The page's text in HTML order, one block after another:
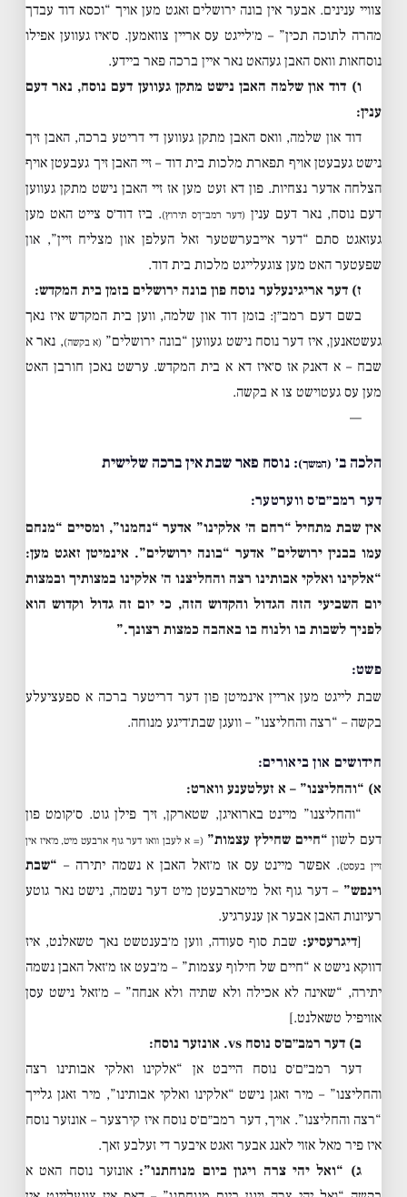
צוויי ענינים. אבער אין בונה ירושלים זאגט מען אויך “וכסא דוד עבדך
מהרה לתוכה תכין” – מ׳לייגט עס אריין צוזאמען. ס׳איז געווען אפילו
נוסחאות וואס האבן געהאט נאר איין ברכה פאר ביידע.
ו) דוד און שלמה האבן נישט מתקן געווען דעם נוסח, נאר דעם
ענין:
דוד און שלמה, וואס האבן מתקן געווען די דריטע ברכה, האבן זיך
נישט געבעטן אויף תפארת מלכות בית דוד – זיי האבן זיך געבעטן אויף
הצלחה אדער נצחיות. פון דא זעט מען אז זיי האבן נישט מתקן געווען
דעם נוסח, נאר דעם ענין (דער רמב״ן׳ס תירוץ). ביז דוד׳ס צייט האט מען
געזאגט סתם “דער אייבערשטער זאל העלפן און מצליח זיין”, און
שפעטער האט מען צוגעלייגט מלכות בית דוד.
ז) דער אריגינעלער נוסח פון בונה ירושלים בזמן בית המקדש:
בשם דעם רמב״ן: בזמן דוד און שלמה, ווען בית המקדש איז נאך
געשטאנען, איז דער נוסח נישט געווען “בונה ירושלים” (א בקשה), נאר א
שבח – א דאנק אז ס׳איז דא א בית המקדש. ערשט נאכן חורבן האט
מען עס געטוישט צו א בקשה.
—
הלכה ב׳ (המשך): נוסח פאר שבת אין ברכה שלישית
דער רמב״ם׳ס ווערטער:
אין שבת מתחיל “רחם ה׳ אלקינו” אדער “נחמנו”, ומסיים “מנחם
עמו בבנין ירושלים” אדער “בונה ירושלים”. אינמיטן זאגט מען:
“אלקינו ואלקי אבותינו רצה והחליצנו ה׳ אלקינו במצותיך ובמצות
יום השביעי הזה הגדול והקדוש הזה, כי יום זה גדול וקדוש הוא
לפניך לשבות בו ולנוח בו באהבה כמצות רצונך.”
פשט:
שבת לייגט מען אריין אינמיטן פון דער דריטער ברכה א ספעציעלע
בקשה – “רצה והחליצנו” – וועגן שבת׳דיגע מנוחה.
חידושים און ביאורים:
א) “והחליצנו” – א זעלטענע ווארט:
“והחליצנו” מיינט בארואיגן, שטארקן, זיך פילן גוט. ס׳קומט פון
דעם לשון “חיים שחילץ עצמות” (= א לעבן וואו דער גוף ארבעט מיט, מ׳איז אין
זיין בעסט). אפשר מיינט עס אז מ׳זאל האבן א נשמה יתירה – “שבת
וינפש” – דער גוף זאל מיטארבעטן מיט דער נשמה, נישט נאר גוטע
רעיונות האבן אבער אן ענערגיע.
[דיגרעסיע: שבת סוף סעודה, ווען מ׳בענטשט נאך טשאלנט, איז
דווקא נישט א “חיים של חילוף עצמות” – מ׳בעט אז מ׳זאל האבן נשמה
יתירה, “שאינה לא אכילה ולא שתיה ולא אנחה” – מ׳זאל נישט עסן
אזויפיל טשאלנט.]
ב) דער רמב״ם׳ס נוסח vs. אונזער נוסח:
דער רמב״ם׳ס נוסח הייבט אן “אלקינו ואלקי אבותינו רצה
והחליצנו” – מיר זאגן נישט “אלקינו ואלקי אבותינו”, מיר זאגן גלייך
“רצה והחליצנו”. אויך, דער רמב״ם׳ס נוסח איז קירצער – אונזער נוסח
איז פיר מאל אזוי לאנג אבער זאגט איבער די זעלבע זאך.
ג) “ואל יהי צרה ויגון ביום מנוחתנו”: אונזער נוסח האט א